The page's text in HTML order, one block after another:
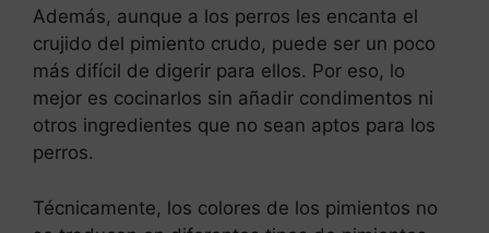
Además, aunque a los perros les encanta el
crujido del pimiento crudo, puede ser un poco
más difícil de digerir para ellos. Por eso, lo
mejor es cocinarlos sin añadir condimentos ni
otros ingredientes que no sean aptos para los
perros.
Técnicamente, los colores de los pimientos no